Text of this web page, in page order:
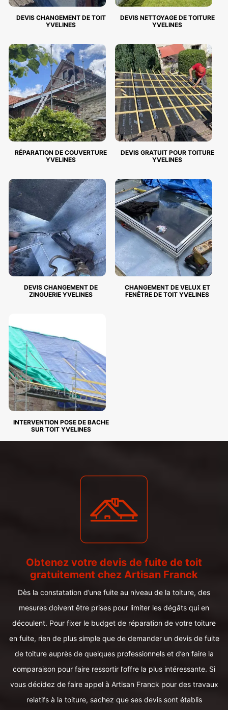
DEVIS CHANGEMENT DE TOIT
YVELINES
DEVIS NETTOYAGE DE TOITURE
YVELINES
RÉPARATION DE COUVERTURE
YVELINES
DEVIS GRATUIT POUR TOITURE
YVELINES
DEVIS CHANGEMENT DE
ZINGUERIE YVELINES
CHANGEMENT DE VELUX ET
FENÊTRE DE TOIT YVELINES
INTERVENTION POSE DE BACHE
SUR TOIT YVELINES
Obtenez votre devis de fuite de toit
gratuitement chez Artisan Franck
Dès la constatation d’une fuite au niveau de la toiture, des
mesures doivent être prises pour limiter les dégâts qui en
découlent. Pour fixer le budget de réparation de votre toiture
en fuite, rien de plus simple que de demander un devis de fuite
de toiture auprès de quelques professionnels et d’en faire la
comparaison pour faire ressortir l’offre la plus intéressante. Si
vous décidez de faire appel à Artisan Franck pour des travaux
relatifs à la toiture, sachez que ses devis sont établis